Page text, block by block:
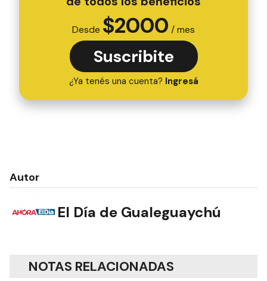
Desde $2000 / mes
Suscribite
¿Ya tenés una cuenta? Ingresá
Autor
El Día de Gualeguaychú
NOTAS RELACIONADAS